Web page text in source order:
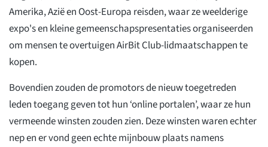
Amerika, Azië en Oost-Europa reisden, waar ze weelderige
expo's en kleine gemeenschapspresentaties organiseerden
om mensen te overtuigen AirBit Club-lidmaatschappen te
kopen.
Bovendien zouden de promotors de nieuw toegetreden
leden toegang geven tot hun ‘online portalen’, waar ze hun
vermeende winsten zouden zien. Deze winsten waren echter
nep en er vond geen echte mijnbouw plaats namens